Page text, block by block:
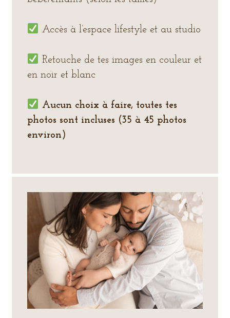
Accès à l’espace lifestyle et au studio
Retouche de tes images en couleur et
en noir et blanc
Aucun choix à faire, toutes tes
photos sont incluses (35 à 45 photos
environ)